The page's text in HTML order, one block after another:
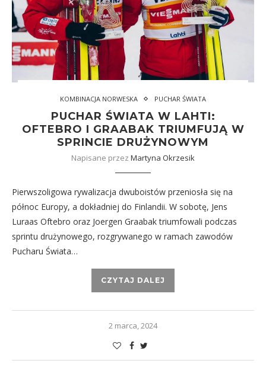
KOMBINACJA NORWESKA PUCHAR ŚWIATA
PUCHAR ŚWIATA W LAHTI:
OFTEBRO I GRAABAK TRIUMFUJĄ W
SPRINCIE DRUŻYNOWYM
Napisane przez Martyna Okrzesik
Pierwszoligowa rywalizacja dwuboistów przeniosła się na
północ Europy, a dokładniej do Finlandii. W sobotę, Jens
Luraas Oftebro oraz Joergen Graabak triumfowali podczas
sprintu drużynowego, rozgrywanego w ramach zawodów
Pucharu Świata…
CZYTAJ DALEJ
2 marca, 2024